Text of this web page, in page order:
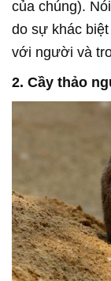
của chúng).
do sự khác
với người và
2. Cầy thảo